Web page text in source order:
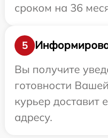
сроком на 36
5
Вы получите
готовности
курьер доставит
адресу.